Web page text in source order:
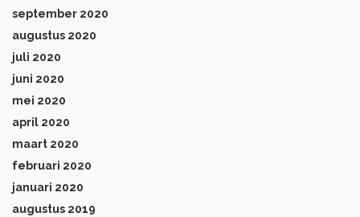
september 2020
augustus 2020
juli 2020
juni 2020
mei 2020
april 2020
maart 2020
februari 2020
januari 2020
augustus 2019